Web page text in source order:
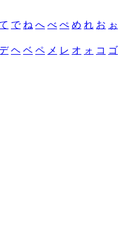
で ね へ べ ぺ め れ お ぉ
デ ヘ ベ ペ メ レ オ ォ コ ゴ